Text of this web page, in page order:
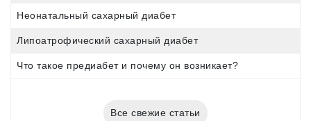
Неонатальный сахарный диабет
Липоатрофический сахарный диабет
Что такое предиабет и почему он возникает?
Все свежие статьи